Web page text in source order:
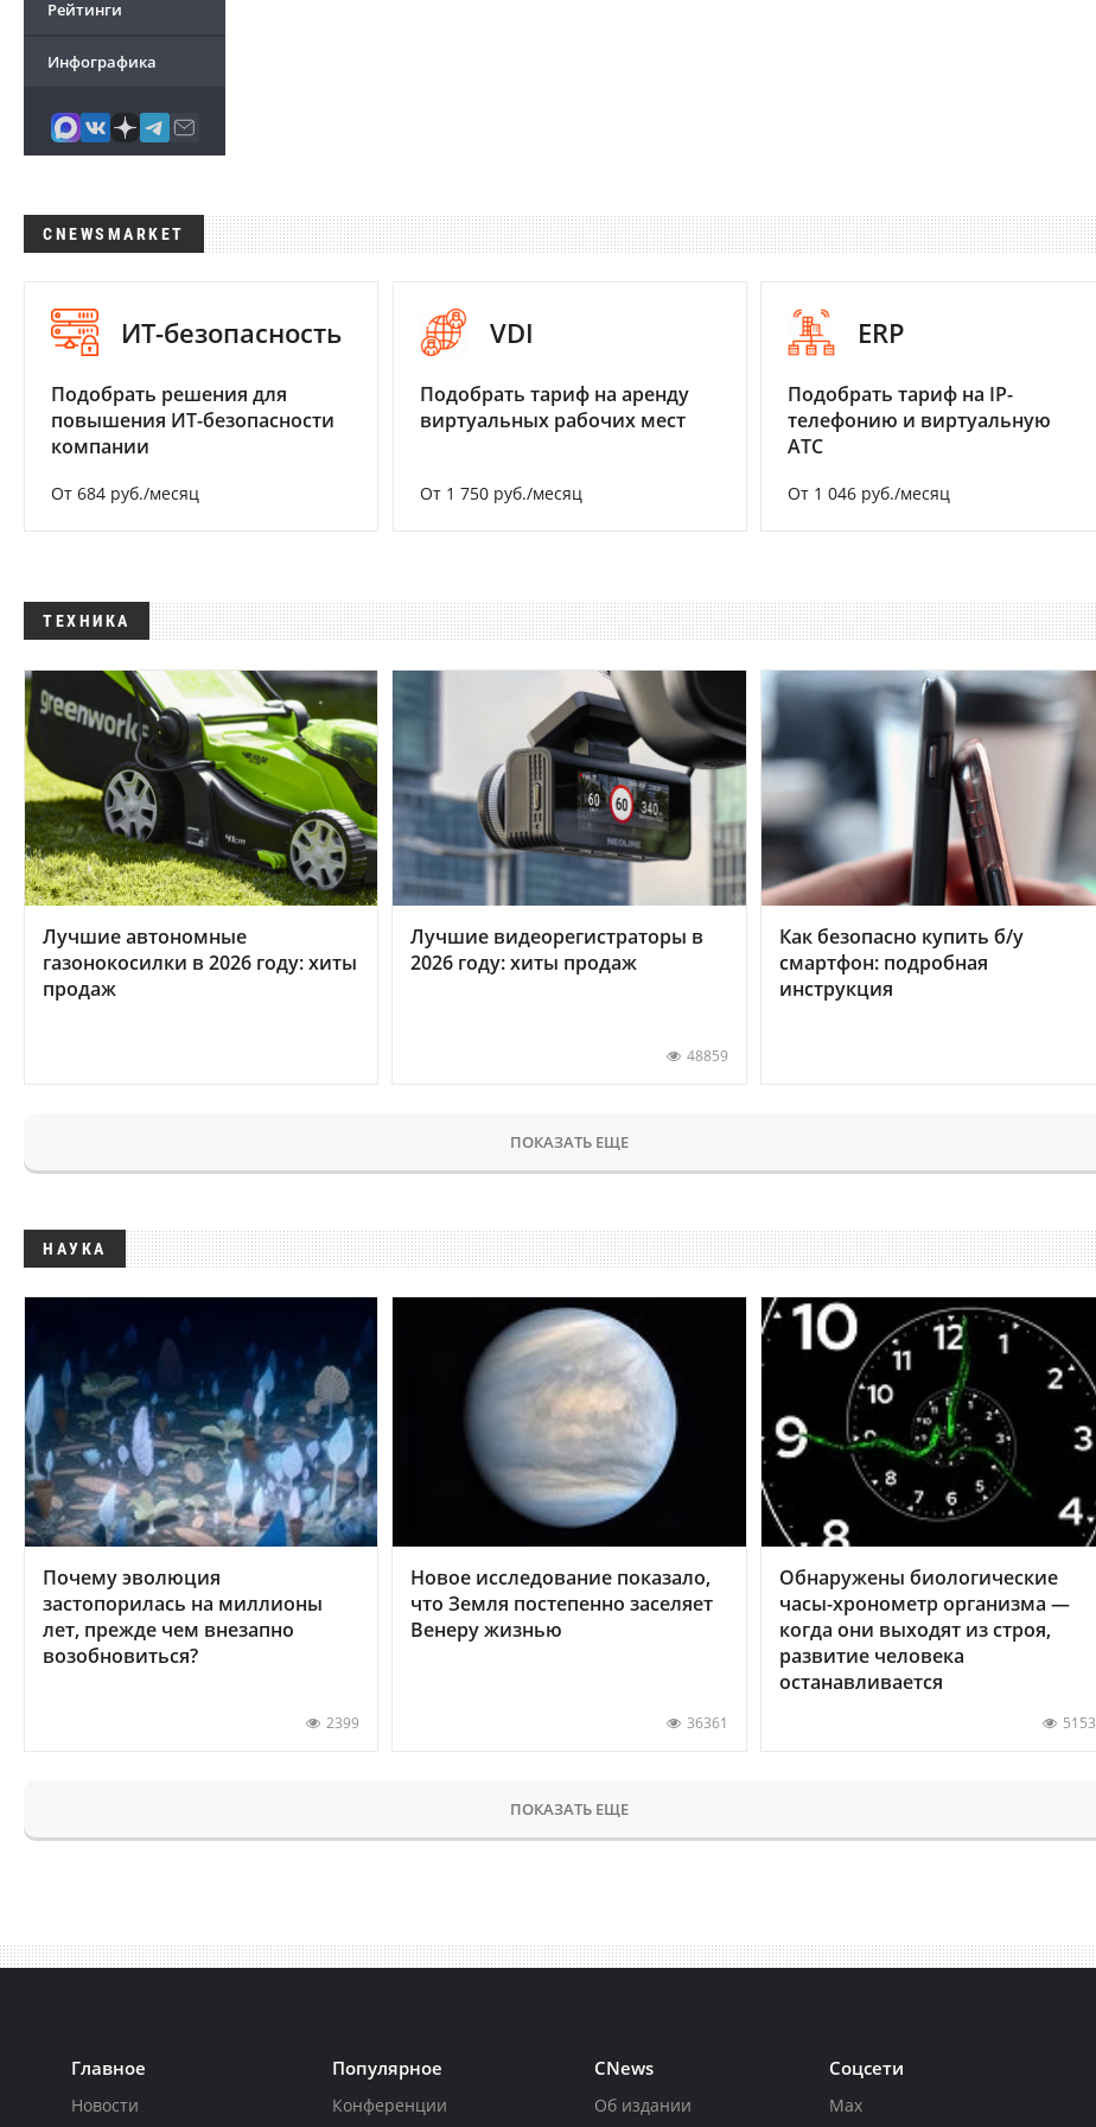
Рейтинги
Инфографика
CNEWSMARKET
ИТ-безопасность
Подобрать решения для
повышения ИТ-безопасности
компании
От 684 руб./месяц
VDI
Подобрать тариф на аренду
виртуальных рабочих мест
От 1 750 руб./месяц
ERP
Подобрать тариф на IP-
телефонию и виртуальную
АТС
От 1 046 руб./месяц
ТЕХНИКА
Лучшие автономные
газонокосилки в 2026 году: хиты
продаж
Лучшие видеорегистраторы в
2026 году: хиты продаж
48859
Как безопасно купить б/у
смартфон: подробная
инструкция
ПОКАЗАТЬ ЕЩЕ
НАУКА
Почему эволюция
застопорилась на миллионы
лет, прежде чем внезапно
возобновиться?
2399
Новое исследование показало,
что Земля постепенно заселяет
Венеру жизнью
36361
Обнаружены биологические
часы-хронометр организма —
когда они выходят из строя,
развитие человека
останавливается
5153
ПОКАЗАТЬ ЕЩЕ
Главное
Новости
Популярное
Конференции
CNews
Об издании
Соцсети
Max